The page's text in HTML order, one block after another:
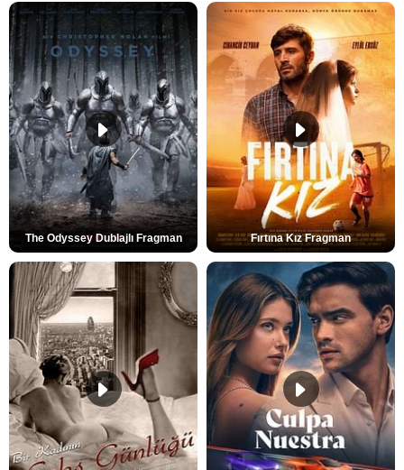
The Odyssey Dublajlı Fragman Fırtına Kız Fragman